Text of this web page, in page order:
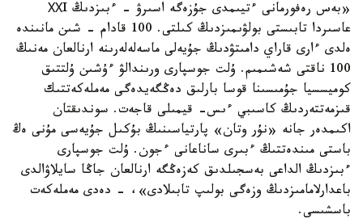
«بەس رەفورمانى ءتيىمدى جۇزەگە اسىرۋ - ءبىزدىڭ ХХI
عاسىردا تابىستى بولۋىمىزدىڭ كىلتى. 100 قادام - شىن مانىندە
ەلدى ءارى قاراي دامىتۋدىڭ جۇيەلى ماسەلەلەرىنە ارنالعان مەنىڭ
100 ناقتى شەشىمىم. ۇلت جوسپارى ورىندالۋ ءۇشىن ۇلتتىق
كوميسسيا جۇمىسىنا قوسا بارلىق دەڭگەيدەگى مەملەكەتتىك
قىزمەتتەردىڭ كاسىبي ءىس- قيمىلى قاجەت. سوندىقتان
اكىمدەر جانە «نۇر وتان» پارتياسىنىڭ بۇكىل جۇيەسى مۇنى ەڭ
باستى مىندەتتىڭ ءبىرى ساناعانى ءجون. ۇلت جوسپارى
ءبىزدىڭ الداعى بەسجىلدىق كەزەڭگە ارنالعان جاڭا سايلاۋالدى
باعدارلامامىزدىڭ وزەگى بولىپ تابىلادى»، - دەدى مەملەكەت
باسشىسى.